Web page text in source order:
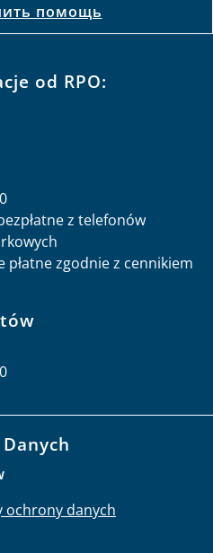
помощь
od RPO:
z telefonów
płatne zgodnie z cennikiem
ochrony danych